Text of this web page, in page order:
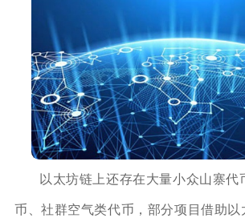
以太坊链上还存在大量小众山寨代
币、社群空气类代币，部分项目借助